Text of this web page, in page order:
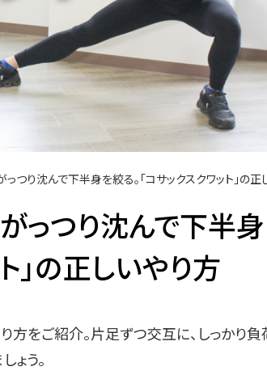
つり沈んで下半身を絞る。「コサックスクワット」の正
っつり沈んで下半
」の正しいやり方
方をご紹介。片足ずつ交互に、しっかり
ょう。